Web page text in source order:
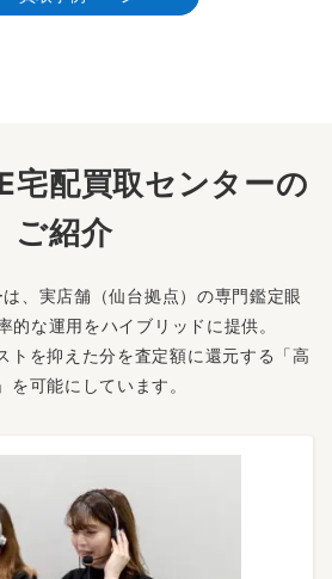
宅配買取センターの
ご紹介
、実店舗（仙台拠点）の専門鑑定眼
的な運用をハイブリッドに提供。
トを抑えた分を査定額に還元する「高
を可能にしています。